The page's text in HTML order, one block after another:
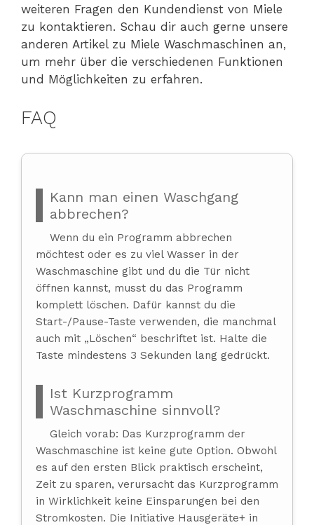
weiteren Fragen den Kundendienst von Miele
zu kontaktieren. Schau dir auch gerne unsere
anderen Artikel zu Miele Waschmaschinen an,
um mehr über die verschiedenen Funktionen
und Möglichkeiten zu erfahren.
FAQ
Kann man einen Waschgang
abbrechen?
Wenn du ein Programm abbrechen
möchtest oder es zu viel Wasser in der
Waschmaschine gibt und du die Tür nicht
öffnen kannst, musst du das Programm
komplett löschen. Dafür kannst du die
Start-/Pause-Taste verwenden, die manchmal
auch mit „Löschen“ beschriftet ist. Halte die
Taste mindestens 3 Sekunden lang gedrückt.
Ist Kurzprogramm
Waschmaschine sinnvoll?
Gleich vorab: Das Kurzprogramm der
Waschmaschine ist keine gute Option. Obwohl
es auf den ersten Blick praktisch erscheint,
Zeit zu sparen, verursacht das Kurzprogramm
in Wirklichkeit keine Einsparungen bei den
Stromkosten. Die Initiative Hausgeräte+ in